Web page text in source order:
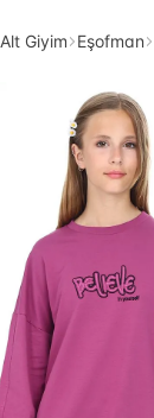
Alt Giyim Eşofman